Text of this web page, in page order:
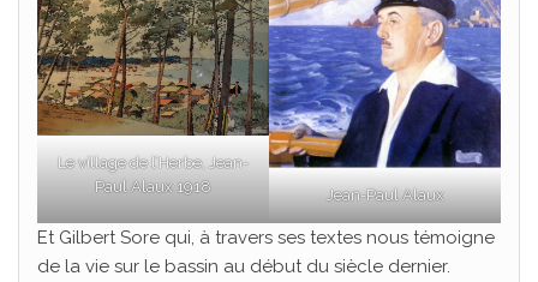
Le village de l’Herbe, Jean-
Paul Alaux 1918
Jean-Paul Alaux
Et Gilbert Sore qui, à travers ses textes nous témoigne
de la vie sur le bassin au début du siècle dernier.